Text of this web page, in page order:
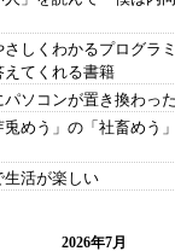
さしくわかるプログラ
えてくれる書籍
ソコンが置き換わっ
めう」の「社畜めう
生活が楽しい
2026年7月